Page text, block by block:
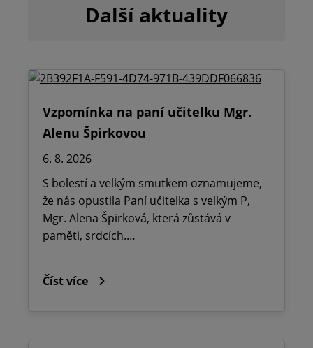
Další aktuality
Vzpomínka na paní učitelku Mgr.
Alenu Špirkovou
6. 8. 2026
S bolestí a velkým smutkem oznamujeme,
že nás opustila Paní učitelka s velkým P,
Mgr. Alena Špirková, která zůstává v
paměti, srdcích.…
Číst více